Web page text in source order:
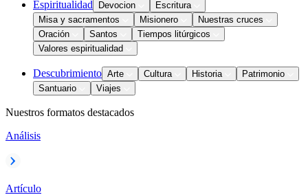
Espiritualidad Devocion
Escritura
Misa y sacramentos
Misionero
Nuestras cruces
Oración
Santos
Tiempos litúrgicos
Valores espiritualidad
Descubrimiento Arte Cultura Historia
Patrimonio
Santuario
Viajes
Nuestros formatos destacados
Análisis
Artículo